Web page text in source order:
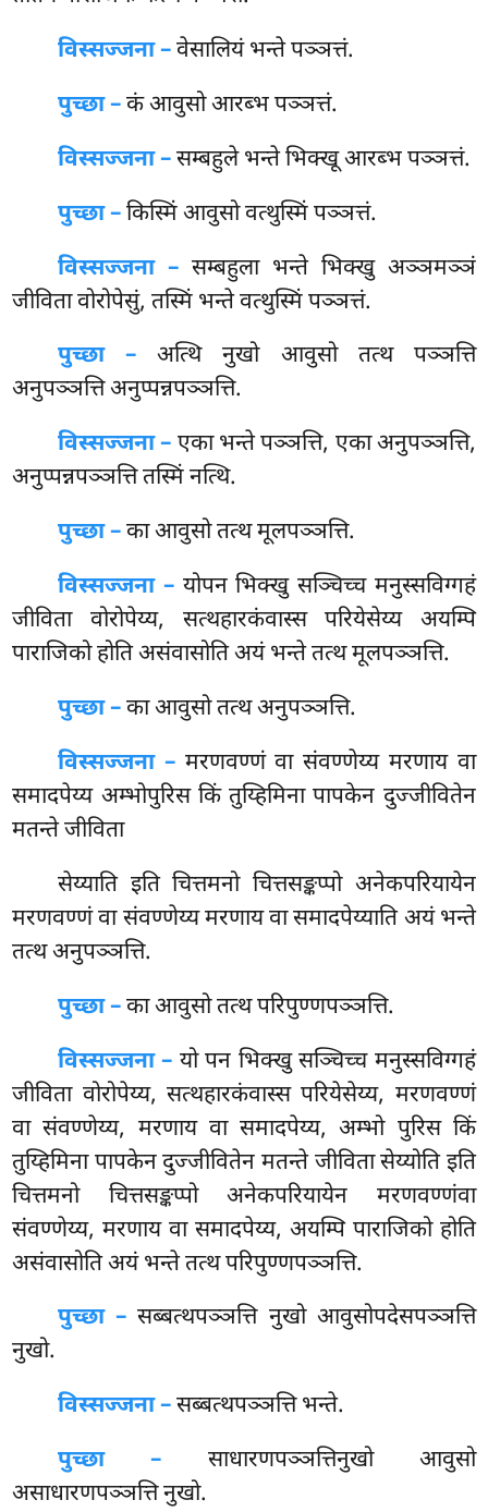
विस्सज्जना –वेसालियं भन्ते पञ्ञत्तं.
पुच्छा –कं आवुसो आरब्भ पञ्ञत्तं.
विस्सज्जना –सम्बहुले भन्ते भिक्खू आरब्भ पञ्ञत्तं.
पुच्छा –किस्मिं आवुसो वत्थुस्मिं पञ्ञत्तं.
विस्सज्जना –सम्बहुला भन्ते भिक्खु अञ्ञमञ्ञं
जीविता वोरोपेसुं, तस्मिं भन्ते वत्थुस्मिं पञ्ञत्तं.
पुच्छा – अत्थिनुखो आवुसो तत्थ पञ्ञत्ति
अनुपञ्ञत्ति अनुप्पन्नपञ्ञत्ति.
विस्सज्जना – एका भन्ते पञ्ञत्ति, एका अनुपञ्ञत्ति,
अनुप्पन्नपञ्ञत्ति तस्मिं नत्थि.
पुच्छा –का आवुसो तत्थ मूलपञ्ञत्ति.
विस्सज्जना –योपन भिक्खु सञ्चिच्च मनुस्सविग्गहं
जीविता वोरोपेय्य, सत्थहारकंवास्स परियेसेय्य अयम्पि
पाराजिको होति असंवासोति अयं भन्ते तत्थ मूलपञ्ञत्ति.
पुच्छा –का आवुसो तत्थ अनुपञ्ञत्ति.
विस्सज्जना –मरणवण्णं वा संवण्णेय्य मरणाय वा
समादपेय्य अम्भोपुरिस किं तुय्हिमिना पापकेन दुज्जीवितेन
मतन्ते जीविता
सेय्याति इति चित्तमनो चित्तसङ्कप्पो अनेकपरियायेन
मरणवण्णं वा संवण्णेय्य मरणाय वा समादपेय्याति अयं भन्ते
तत्थ अनुपञ्ञत्ति.
पुच्छा –का आवुसो तत्थ परिपुण्णपञ्ञत्ति.
विस्सज्जना – यो पन भिक्खु सञ्चिच्च मनुस्सविग्गहं
जीविता वोरोपेय्य, सत्थहारकंवास्स परियेसेय्य, मरणवण्णं
वा संवण्णेय्य, मरणाय वा समादपेय्य, अम्भो पुरिस किं
तुय्हिमिना पापकेन दुज्जीवितेन मतन्ते जीविता सेय्योति इति
चित्तमनो चित्तसङ्कप्पो अनेकपरियायेन मरणवण्णंवा
संवण्णेय्य, मरणाय वा समादपेय्य, अयम्पि पाराजिको होति
असंवासोति अयं भन्ते तत्थ परिपुण्णपञ्ञत्ति.
पुच्छा – सब्बत्थपञ्ञत्ति नुखो आवुसोपदेसपञ्ञत्ति
नुखो.
विस्सज्जना –सब्बत्थपञ्ञत्ति भन्ते.
पुच्छा – साधारणपञ्ञत्तिनुखो आवुसो
असाधारणपञ्ञत्ति नुखो.